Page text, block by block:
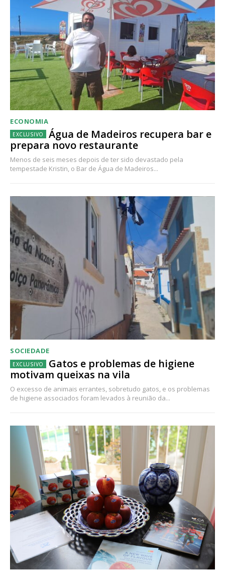
ECONOMIA
Água de Madeiros recupera bar e
prepara novo restaurante
Menos de seis meses depois de ter sido devastado pela
tempestade Kristin, o Bar de Água de Madeiros...
SOCIEDADE
Gatos e problemas de higiene
motivam queixas na vila
O excesso de animais errantes, sobretudo gatos, e os problemas
de higiene associados foram levados à reunião da...